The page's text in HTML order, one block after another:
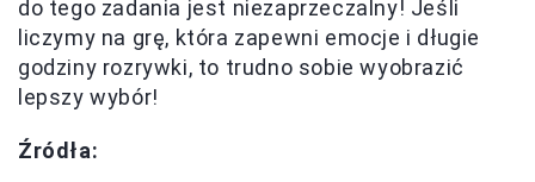
do tego zadania jest niezaprzeczalny! Jeśli
liczymy na grę, która zapewni emocje i długie
godziny rozrywki, to trudno sobie wyobrazić
lepszy wybór!
Źródła: